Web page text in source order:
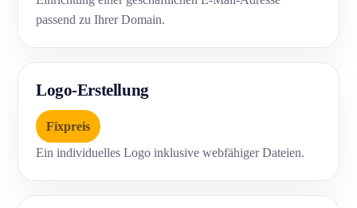
passend zu Ihrer Domain.
Logo-Erstellung
Fixpreis
Ein individuelles Logo inklusive webfähiger Dateien.